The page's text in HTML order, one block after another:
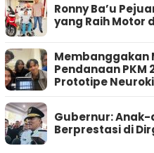
Ronny Ba’u
yang Raih Motor
Membanggakan
Pendanaan PKM
Prototipe
Gubernur:
Berprestasi di